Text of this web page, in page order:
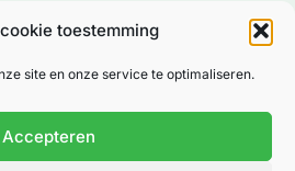
toestemming
site en onze service te optimaliseren.
Accepteren
Inschrijven
Foto's